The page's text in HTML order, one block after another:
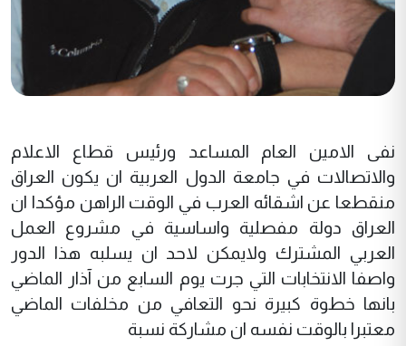
نفى الامين العام المساعد ورئيس قطاع الاعلام
والاتصالات في جامعة الدول العربية ان يكون العراق
منقطعا عن اشقائه العرب في الوقت الراهن مؤكدا ان
العراق دولة مفصلية واساسية في مشروع العمل
العربي المشترك ولايمكن لاحد ان يسلبه هذا الدور
واصفا الانتخابات التي جرت يوم السابع من آذار الماضي
بانها خطوة كبيرة نحو التعافي من مخلفات الماضي
معتبرا بالوقت نفسه ان مشاركة نسبة